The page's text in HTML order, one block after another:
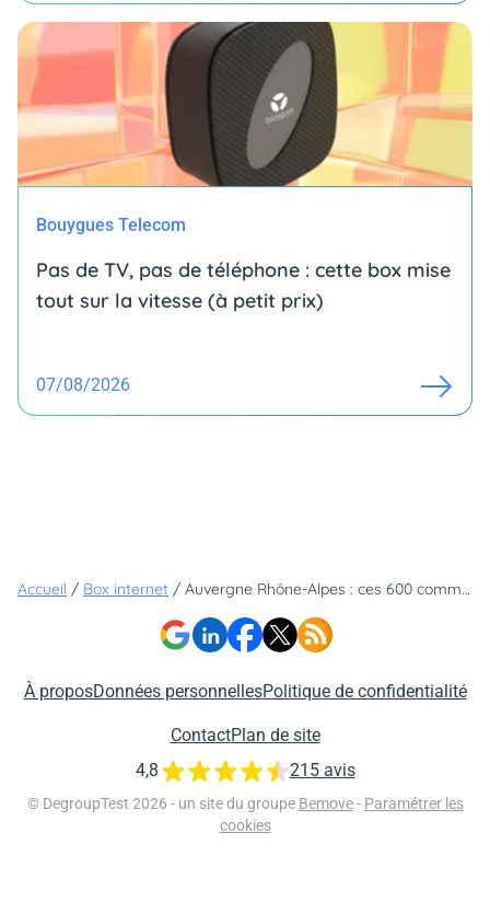
Bouygues Telecom
Pas de TV, pas de téléphone : cette box mise
tout sur la vitesse (à petit prix)
07/08/2026
Accueil / Box internet / Auvergne Rhône-Alpes : ces 600 communes qui n'ont toujours pas la fibre
À proposDonnées personnellesPolitique de confidentialité
ContactPlan de site
© DegroupTest 2026 - un site du groupe Bemove - Paramétrer les
cookies
4,8 215 avis